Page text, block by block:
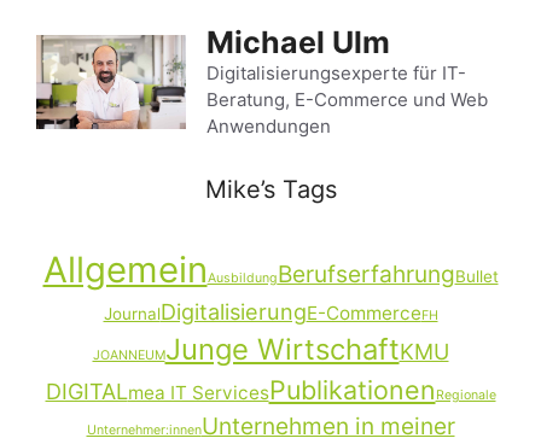
Inhalt
springen
Michael Ulm
Digitalisierungsexperte für IT-
Beratung, E-Commerce und Web
Anwendungen
Mike’s Tags
AllgemeinAusbildungBerufserfahrungBullet
JournalDigitalisierungE-CommerceFH
JOANNEUMJunge WirtschaftKMU
DIGITALmea IT ServicesPublikationen Regionale
Unternehmer:innenUnternehmen in meiner